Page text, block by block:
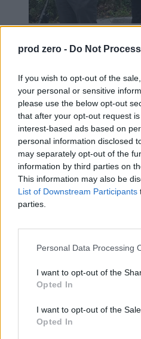
prod zero - Do Not
If you wish to opt-out of the
your personal or sensitive
please use the below opt-out
that after your opt-out request
interest-based ads based on
personal information disclosed
may separately opt-out of the
information by third parties on
This information may also be
List of Downstream Participants
parties.
Personal Data Processing
I want to opt-out of the
Opted In
I want to opt-out of the
Opted In
800+ to za mało. Rozwój
mówi o ponad 3 tysiącach
Politycy klubu Rozwój Plus
zatrzymać kryzys demograficzny
znalazły się pensja rodzicielska
emerytalna składka rodzinna,
niższe świadczenia emerytalne
Tomasz Pałasz
Dzisiaj 17:23
4 min